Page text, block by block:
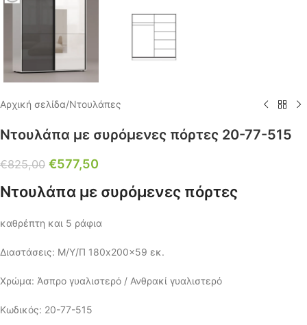
Αρχική σελίδα/Ντουλάπες
Ντουλάπα με συρόμενες πόρτες 20-77-515
€825,00 €577,50
Ντουλάπα με συρόμενες πόρτες
καθρέπτη και 5 ράφια
Διαστάσεις: Μ/Υ/Π 180x200x59 εκ.
Χρώμα: Άσπρο γυαλιστερό / Ανθρακί γυαλιστερό
Κωδικός: 20-77-515